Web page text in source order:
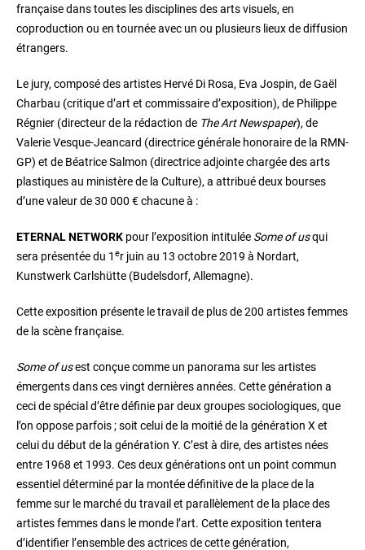
française dans toutes les disciplines des arts visuels, en
coproduction ou en tournée avec un ou plusieurs lieux de diffusion
étrangers.
Le jury, composé des artistes Hervé Di Rosa, Eva Jospin, de Gaël
Charbau (critique d’art et commissaire d’exposition), de Philippe
Régnier (directeur de la rédaction de The Art Newspaper), de
Valerie Vesque-Jeancard (directrice générale honoraire de la RMN-
GP) et de Béatrice Salmon (directrice adjointe chargée des arts
plastiques au ministère de la Culture), a attribué deux bourses
d’une valeur de 30 000 € chacune à :
ETERNAL NETWORK pour l’exposition intitulée Some of usqui
sera présentée du 1 er juin au 13 octobre 2019 à Nordart,
Kunstwerk Carlshütte (Budelsdorf, Allemagne).
Cette exposition présente le travail de plus de 200 artistes femmes
de la scène française.
Some of usest conçue comme un panorama sur les artistes
émergents dans ces vingt dernières années. Cette génération a
ceci de spécial d’être définie par deux groupes sociologiques, que
l’on oppose parfois ; soit celui de la moitié de la génération X et
celui du début de la génération Y. C’est à dire, des artistes nées
entre 1968 et 1993. Ces deux générations ont un point commun
essentiel déterminé par la montée définitive de la place de la
femme sur le marché du travail et parallèlement de la place des
artistes femmes dans le monde l’art. Cette exposition tentera
d’identifier l’ensemble des actrices de cette génération,